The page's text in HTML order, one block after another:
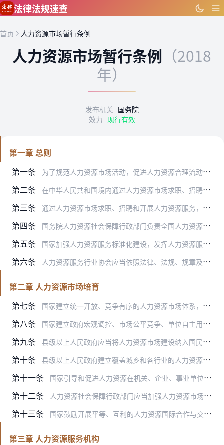
跳到主要内容
法律法规速查
首页 人力资源市场暂行条例
人力资源市场暂行条例 （2018
年）
发布机关 国务院
效力 现行有效
第一章 总则
第一条
为了规范人力资源市场活动，促进人力资源合理流动和优化配置，促进就业创业，根据《中华人民共和国就业促进法》和有关法律，制定本条例。
第二条 在中华人民共和国境内通过人力资源市场求职、招聘和开展人力资源服务，适用本条例。
第三条 通过人力资源市场求职、招聘和开展人力资源服务，应当遵循合法、公平、诚实信用的原则。
第四条 国务院人力资源社会保障行政部门负责全国人力资源市场的统筹规划和综合管理工作。
第五条 国家加强人力资源服务标准化建设，发挥人力资源服务标准在行业引导、服务规范、市场监管等方面的作用。
第六条 人力资源服务行业协会应当依照法律、法规、规章及其章程的规定，制定行业自律规范，推进行业诚信建设，提高服务质量，对会员的人力资源服务活动进行指导、监督，依法维护会…
第二章 人力资源市场培育
第七条
国家建立统一开放、竞争有序的人力资源市场体系，发挥市场在人力资源配置中的决定性作用，健全人力资源开发机制，激发人力资源创新创造创业活力，促进人力资源市场繁荣发展…
第八条 国家建立政府宏观调控、市场公平竞争、单位自主用人、个人自主择业、人力资源服务机构诚信服务的人力资源流动配置机制，促进人力资源自由有序流动。
第九条 县级以上人民政府应当将人力资源市场建设纳入国民经济和社会发展规划，运用区域、产业、土地等政策，推进人力资源市场建设，发展专业性、行业性人力资源市场，鼓励并规范高…
第十条 县级以上人民政府建立覆盖城乡和各行业的人力资源市场供求信息系统，完善市场信息发布制度，为求职、招聘提供服务。
第十一条 国家引导和促进人力资源在机关、企业、事业单位、社会组织之间以及不同地区之间合理流动。任何地方和单位不得违反国家规定在户籍、地域、身份等方面设置限制人力资源流动的…
第十二条 人力资源社会保障行政部门应当加强人力资源市场监管，维护市场秩序，保障公平竞争。
第十三条 国家鼓励开展平等、互利的人力资源国际合作与交流，充分开发利用国际国内人力资源。
第三章 人力资源服务机构